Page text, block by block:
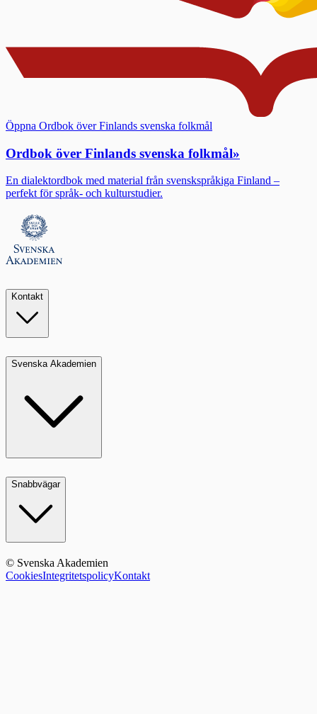
Öppna Ordbok över Finlands svenska folkmål
Ordbok över Finlands svenska folkmål»
En dialektordbok med material från svenskspråkiga Finland –
perfekt för språk- och kulturstudier.
Kontakt
Svenska Akademien
Snabbvägar
© Svenska Akademien
CookiesIntegritetspolicyKontakt